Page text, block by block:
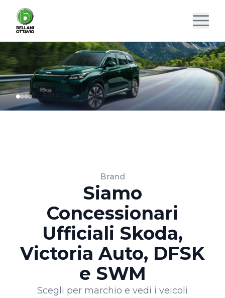
Brand
Siamo
Concessionari
Ufficiali Skoda,
Victoria Auto, DFSK
e SWM
Scegli per marchio e vedi i veicoli